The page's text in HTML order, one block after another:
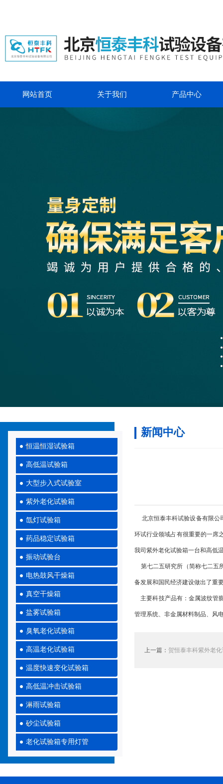
网站首页 关于我们 产品中心
恒温恒湿试验箱
高低温试验箱
大型步入式试验室
紫外老化试验箱
氙灯试验箱
药品稳定试验箱
振动试验台
电热鼓风干燥箱
真空干燥箱
盐雾试验箱
臭氧老化试验箱
高温老化试验箱
温度快速变化试验箱
高低温冲击试验箱
淋雨试验箱
砂尘试验箱
老化试验箱专用灯管
新闻中心
北京恒泰丰科试验设备有限公
环试行业领域占有很重要的一席
我司紫外老化试验箱一台和高低
第七二五研究所（简称七二五
备发展和国民经济建设做出了重
主要科技产品有：金属波纹管
管理系统、非金属材料制品、风
上一篇： 贺恒泰丰科紫外老